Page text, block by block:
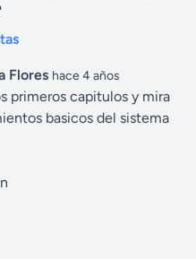
Flores hace 4 años
primeros capitulos y mira
basicos del sistema